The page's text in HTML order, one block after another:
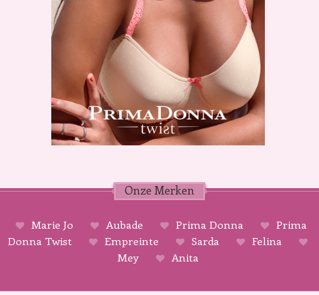
Onze Merken
Marie Jo Aubade Prima Donna
Prima
Donna Twist
Empreinte Sarda
Felina
Mey
Anita